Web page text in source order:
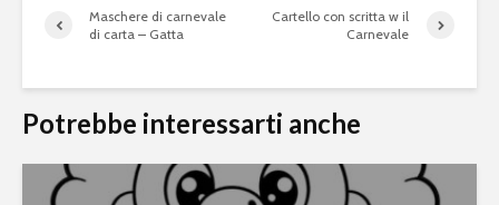
Maschere di carnevale
di carta – Gatta
Cartello con scritta w il
Carnevale
Potrebbe interessarti anche